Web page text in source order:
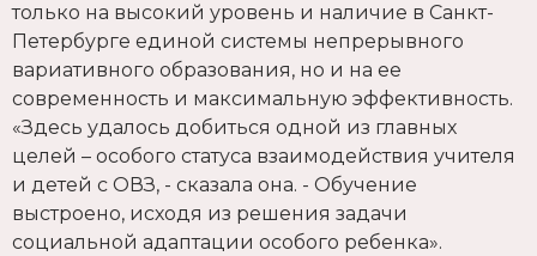
только на высокий уровень и наличие в Санкт-
Петербурге единой системы непрерывного
вариативного образования, но и на ее
современность и максимальную эффективность.
«Здесь удалось добиться одной из главных
целей – особого статуса взаимодействия учителя
и детей с ОВЗ, - сказала она. - Обучение
выстроено, исходя из решения задачи
социальной адаптации особого ребенка».